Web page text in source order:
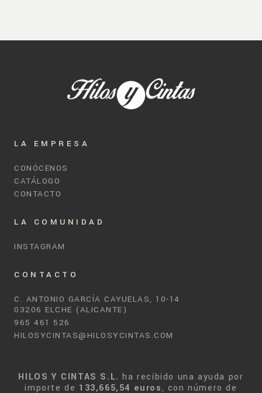
LA EMPRESA
CONÓCENOS
CATÁLOGO
CONTACTO
LA COMUNIDAD
INSTAGRAM
CONTACTO
C. ANTONIO GARCÍA CAYUELAS, 10-14
03206 ELCHE (ALICANTE)
965 461 526
HILOSYCINTAS@HILOSYCINTAS.COM
HILOS Y CINTAS S.L. ha recibido una ayuda por
importe de 133,665,54 euros, con número de